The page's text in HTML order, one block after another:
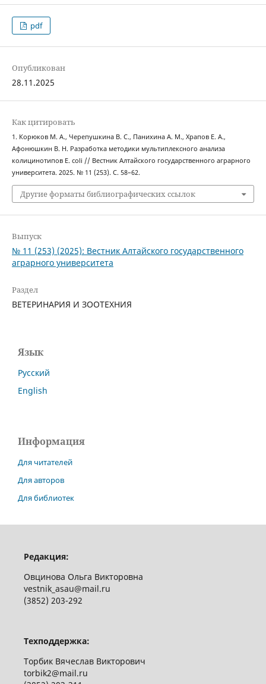
pdf
Опубликован
28.11.2025
Как цитировать
1. Корюков М. А., Черепушкина В. С., Панихина А. М., Храпов Е. А.,
Афонюшкин В. Н. Разработка методики мультиплексного анализа
колицинотипов E. coli // Вестник Алтайского государственного аграрного
университета. 2025. № 11 (253). С. 58–62.
Другие форматы библиографических ссылок
Выпуск
№ 11 (253) (2025): Вестник Алтайского государственного
аграрного университета
Раздел
ВЕТЕРИНАРИЯ И ЗООТЕХНИЯ
Язык
Русский
English
Информация
Для читателей
Для авторов
Для библиотек
Редакция:
Овцинова Ольга Викторовна
vestnik_asau@mail.ru
(3852) 203-292
Техподдержка:
Торбик Вячеслав Викторович
torbik2@mail.ru